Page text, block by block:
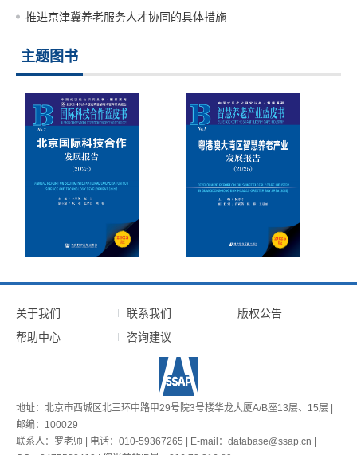
推进京津冀养老服务人才协同的具体措施
主题图书
关于我们 联系我们
版权公告
帮助中心
咨询建议
地址：北京市西城区北三环中路甲29号院3号楼华龙大厦A/B座13层、15层 |
邮编：100029
联系人：罗老师 | 电话：010-59367265 | E-mail：database@ssap.cn |